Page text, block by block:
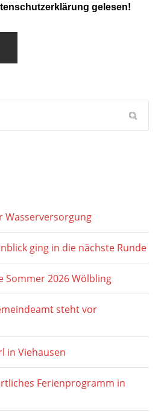
gelesen!
Wasserversorgung
ging in die nächste Runde
Sommer 2026 Wölbling
steht vor
in Viehausen
Ferienprogramm in